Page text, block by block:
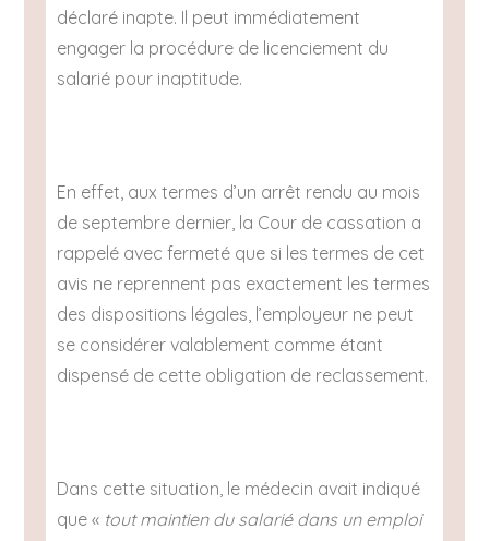
déclaré inapte. Il peut immédiatement
engager la procédure de licenciement du
salarié pour inaptitude.
En effet, aux termes d’un arrêt rendu au mois
de septembre dernier, la Cour de cassation a
rappelé avec fermeté que si les termes de cet
avis ne reprennent pas exactement les termes
des dispositions légales, l’employeur ne peut
se considérer valablement comme étant
dispensé de cette obligation de reclassement.
Dans cette situation, le médecin avait indiqué
que « tout maintien du salarié dans un emploi